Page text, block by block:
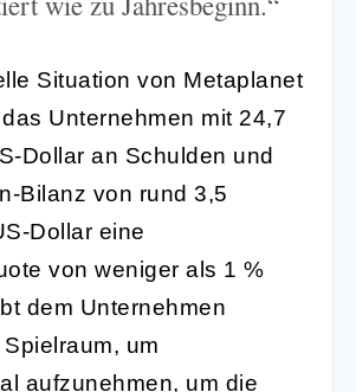
Situation von Metaplanet
Unternehmen mit 24,7
Dollar an Schulden und
Bilanz von rund 3,5
Dollar eine
von weniger als 1 %
dem Unternehmen
um
aufzunehmen, um die